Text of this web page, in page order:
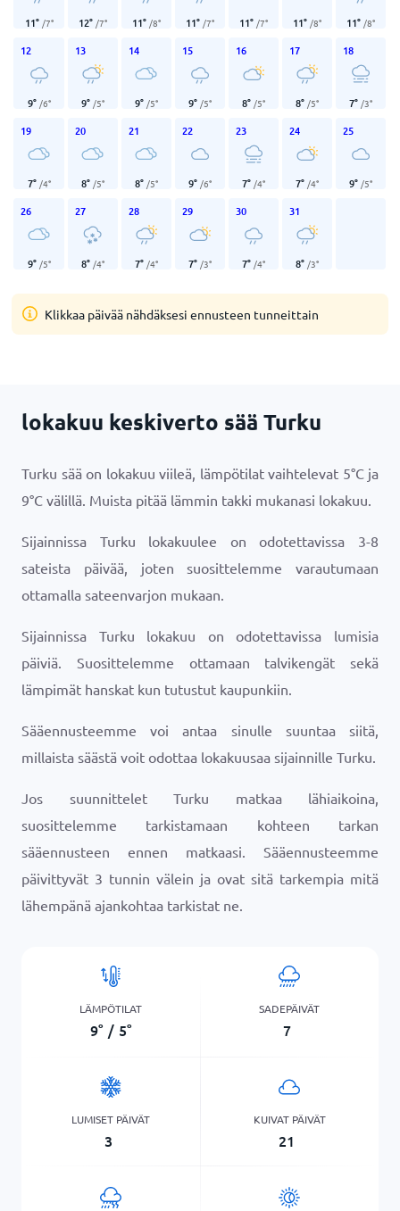
11° /7° 12° /7° 11° /8° 11° /7° 11° /7° 11° /8° 11° /8°
12
9° /6°
13
9° /5°
14
9° /5°
15
9° /5°
16
8° /5°
17
8° /5°
18
7° /3°
19
7° /4°
20
8° /5°
21
8° /5°
22
9° /6°
23
7° /4°
24
7° /4°
25
9° /5°
26
9° /5°
27
8° /4°
28
7° /4°
29
7° /3°
30
7° /4°
31
8° /3°
Klikkaa päivää nähdäksesi ennusteen tunneittain
lokakuu keskiverto sää Turku
Turku sää on lokakuu viileä, lämpötilat vaihtelevat 5°Cja
9°C välillä. Muista pitää lämmin takki mukanasi lokakuu.
Sijainnissa Turku lokakuulee on odotettavissa 3-8
sateista päivää, joten suosittelemme varautumaan
ottamalla sateenvarjon mukaan.
Sijainnissa Turku lokakuu on odotettavissa lumisia
päiviä. Suosittelemme ottamaan talvikengät sekä
lämpimät hanskat kun tutustut kaupunkiin.
Sääennusteemme voi antaa sinulle suuntaa siitä,
millaista säästä voit odottaa lokakuusaa sijainnille Turku.
Jos suunnittelet Turku matkaa lähiaikoina,
suosittelemme tarkistamaan kohteen tarkan
sääennusteen ennen matkaasi. Sääennusteemme
päivittyvät 3 tunnin välein ja ovat sitä tarkempia mitä
lähempänä ajankohtaa tarkistat ne.
LÄMPÖTILAT
9° / 5°
SADEPÄIVÄT
7
LUMISET PÄIVÄT
3
KUIVAT PÄIVÄT
21